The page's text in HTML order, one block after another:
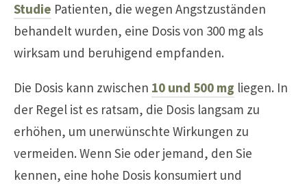
Studie Patienten, die wegen Angstzuständen
behandelt wurden, eine Dosis von 300 mg als
wirksam und beruhigend empfanden.
Die Dosis kann zwischen 10 und 500 mg liegen. In
der Regel ist es ratsam, die Dosis langsam zu
erhöhen, um unerwünschte Wirkungen zu
vermeiden. Wenn Sie oder jemand, den Sie
kennen, eine hohe Dosis konsumiert und